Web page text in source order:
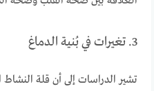
3. تغيرات في بُنية الدماغ
تشير الدراسات إلى أن قلة النشاط